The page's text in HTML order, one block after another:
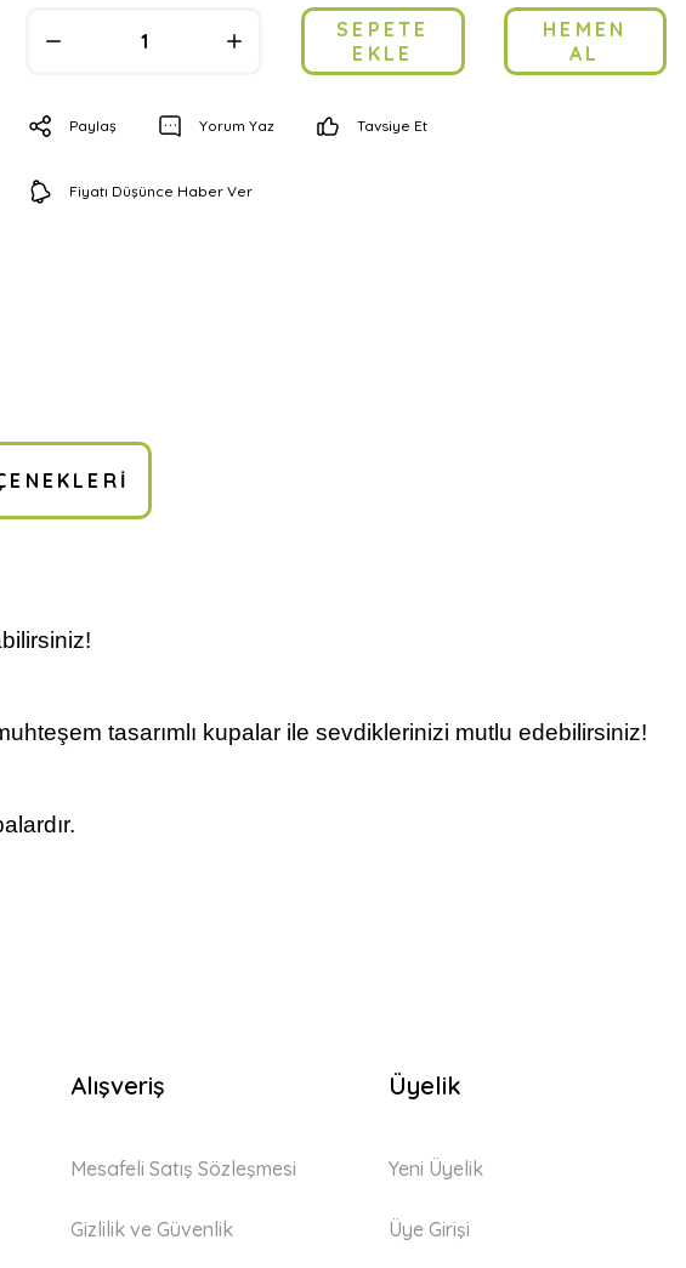
SEPETE
EKLE
HEMEN
AL
Paylaş Yorum Yaz Tavsiye Et
Fiyatı Düşünce Haber Ver
tasarımlı kupalar ile sevdiklerinizi mutlu edebilirsiniz!
Alışveriş
Mesafeli Satış Sözleşmesi
Gizlilik ve Güvenlik
Üyelik
Yeni Üyelik
Üye Girişi